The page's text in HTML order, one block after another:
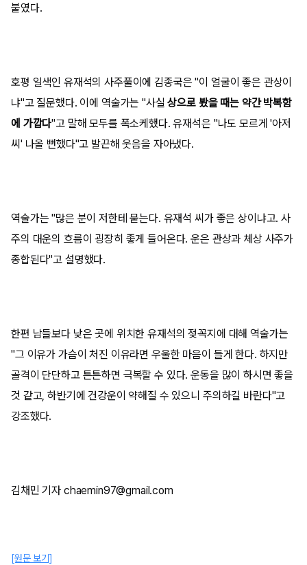
붙였다.
호평 일색인 유재석의 사주풀이에 김종국은 "이 얼굴이 좋은 관상이
냐"고 질문했다. 이에 역술가는 "사실상으로 봤을 때는 약간 박복함
에 가깝다"고 말해 모두를 폭소케했다. 유재석은 "나도 모르게 '아저
씨' 나올 뻔했다"고 발끈해 웃음을 자아냈다.
역술가는 "많은 분이 저한테 묻는다. 유재석 씨가 좋은 상이냐고. 사
주의 대운의 흐름이 굉장히 좋게 들어온다. 운은 관상과 체상 사주가
종합된다"고 설명했다.
한편 남들보다 낮은 곳에 위치한 유재석의 젖꼭지에 대해 역술가는
"그 이유가 가슴이 처진 이유라면 우울한 마음이 들게 한다. 하지만
골격이 단단하고 튼튼하면 극복할 수 있다. 운동을 많이 하시면 좋을
것 같고, 하반기에 건강운이 약해질 수 있으니 주의하길 바란다"고
강조했다.
김채민 기자 chaemin97@gmail.com
[원문 보기]